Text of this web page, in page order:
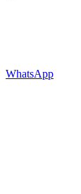
WhatsApp